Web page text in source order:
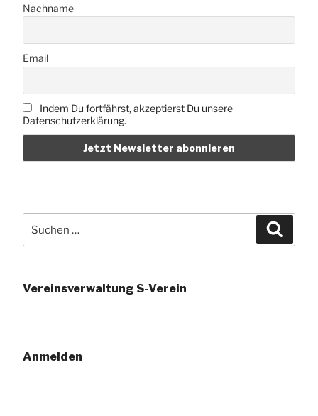
Nachname
Email
Indem Du fortfährst, akzeptierst Du unsere
Datenschutzerklärung.
nach:
Vereinsverwaltung S-Verein
Anmelden